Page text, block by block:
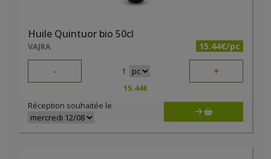
Huile Quintuor bio 50cl
VAJRA 15.44€/pc
- 1 +
15.44€
Réception souhaitée le